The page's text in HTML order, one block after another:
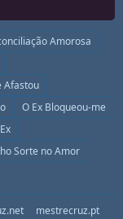
Amorosa
Afastou
O Ex Bloqueou-me
Sorte no Amor
mestrecruz.pt